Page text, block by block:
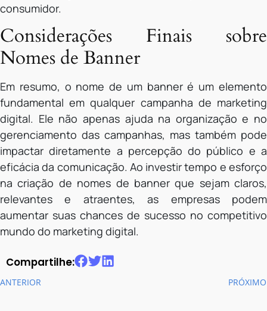
consumidor.
Considerações Finais sobre
Nomes de Banner
Em resumo, o nome de um banner é um elemento
fundamental em qualquer campanha de marketing
digital. Ele não apenas ajuda na organização e no
gerenciamento das campanhas, mas também pode
impactar diretamente a percepção do público e a
eficácia da comunicação. Ao investir tempo e esforço
na criação de nomes de banner que sejam claros,
relevantes e atraentes, as empresas podem
aumentar suas chances de sucesso no competitivo
mundo do marketing digital.
Compartilhe:
ANTERIOR PRÓXIMO